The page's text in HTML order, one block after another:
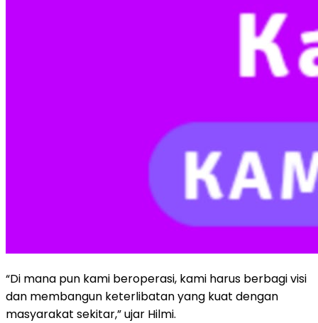
“Di mana pun kami beroperasi, kami harus berbagi visi
dan membangun keterlibatan yang kuat dengan
masyarakat sekitar,” ujar Hilmi.